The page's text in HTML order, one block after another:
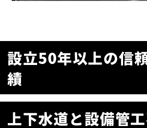
設立50年以上の信
績
上下水道と設備管